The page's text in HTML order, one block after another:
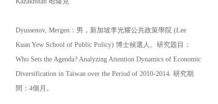
Dyussenov, Mergen：男，新加坡李光耀公共政策學院 (Lee
Kuan Yew School of Public Policy) 博士候選人。研究題目：
Who Sets the Agenda? Analyzing Attention Dynamics of Economic
Diversification in Taiwan over the Period of 2010-2014. 研究期
間：4個月。